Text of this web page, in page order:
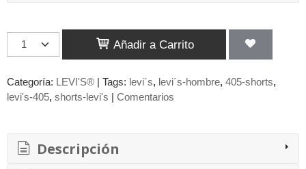
Añadir a Carrito
Categoría: LEVI'S® | Tags: levi´s levi´s-hombre 405-shorts
levi's-405 shorts-levi's | Comentarios
Descripción